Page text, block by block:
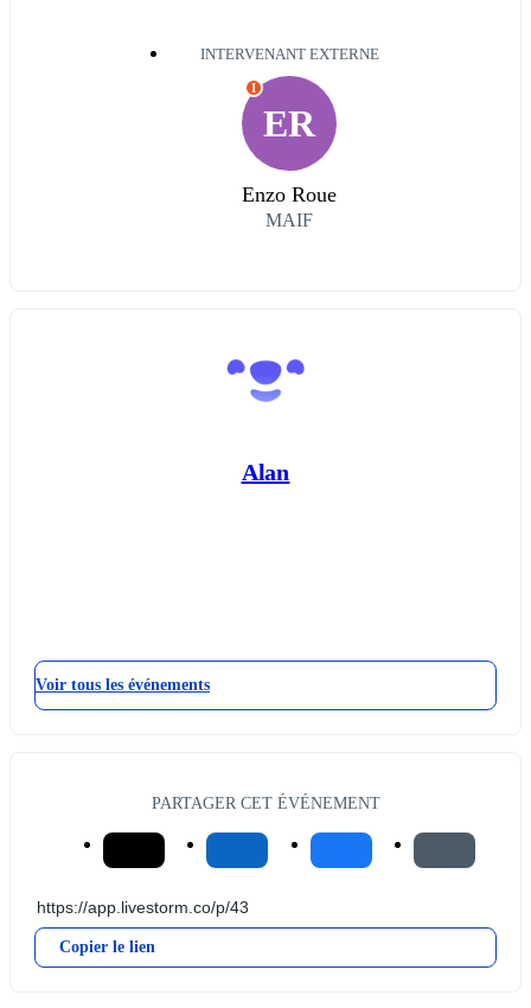
INTERVENANT EXTERNE
ER
I
Enzo Roue
MAIF
Alan
Voir tous les événements
PARTAGER CET ÉVÉNEMENT
Copier le lien